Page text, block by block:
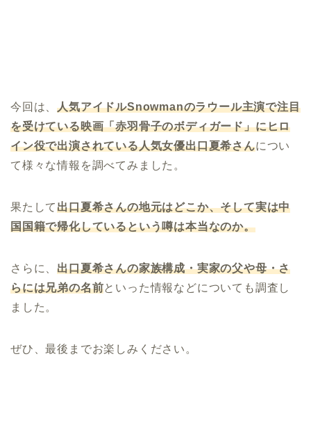
今回は、人気アイドルSnowmanのラウール主演で注目
を受けている映画「赤羽骨子のボディガード」にヒロ
イン役で出演されている人気女優出口夏希さんについ
て様々な情報を調べてみました。
果たして出口夏希さんの地元はどこか、そして実は中
国国籍で帰化しているという噂は本当なのか。
さらに、出口夏希さんの家族構成・実家の父や母・さ
らには兄弟の名前といった情報などについても調査し
ました。
ぜひ、最後までお楽しみください。